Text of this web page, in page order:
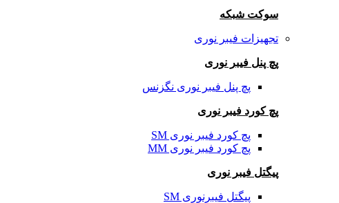
سوکت شبکه
تجهیزات فیبر نوری
پچ پنل فیبر نوری
پچ پنل فیبر نوری نگزنس
پچ کورد فیبر نوری
پچ کورد فیبر نوری SM
پچ کورد فیبر نوری MM
پیگتل فیبر نوری
پیگتل فیبرنوری SM